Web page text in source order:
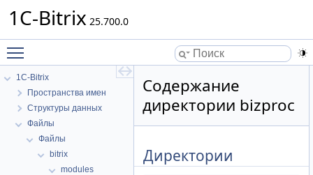
1C-Bitrix 25.700.0
1C-Bitrix
Пространства имен
Структуры данных
Файлы
Файлы
bitrix
modules
Содержание
директории bizproc
Директории